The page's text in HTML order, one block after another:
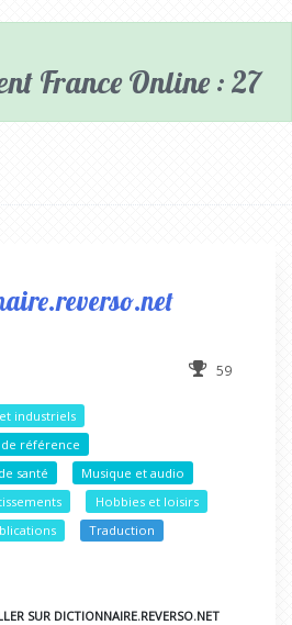
France Online : 27
59
industriels
référence
santé
Musique et audio
Hobbies et loisirs
Traduction
SUR DICTIONNAIRE.REVERSO.NET